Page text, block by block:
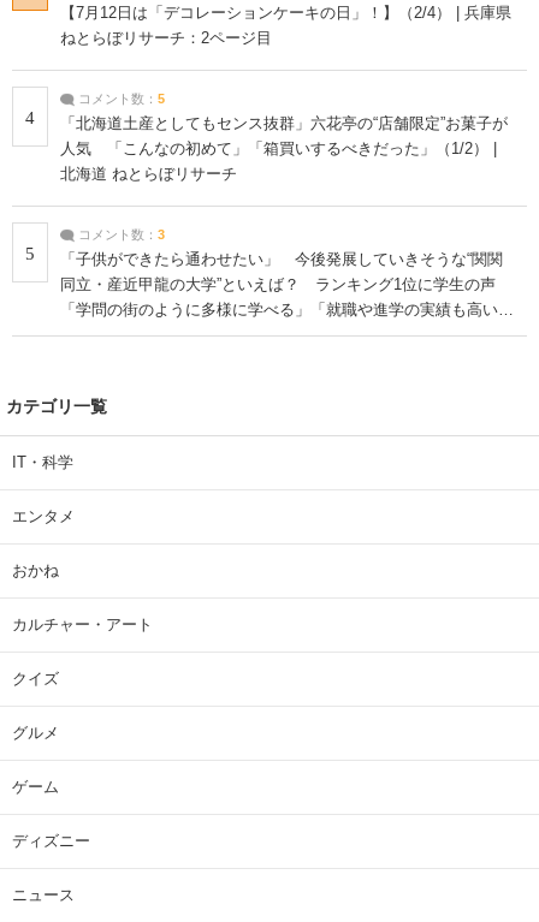
【7月12日は「デコレーションケーキの日」！】（2/4） | 兵庫県
ねとらぼリサーチ：2ページ目
4
コメント数： 5
「北海道土産としてもセンス抜群」六花亭の“店舗限定”お菓子が
人気 「こんなの初めて」「箱買いするべきだった」（1/2） |
北海道 ねとらぼリサーチ
5
コメント数： 3
「子供ができたら通わせたい」 今後発展していきそうな“関関
同立・産近甲龍の大学”といえば？ ランキング1位に学生の声
「学問の街のように多様に学べる」「就職や進学の実績も高い」
| 大学 ねとらぼリサーチ
カテゴリ一覧
IT・科学
エンタメ
おかね
カルチャー・アート
クイズ
グルメ
ゲーム
ディズニー
ニュース